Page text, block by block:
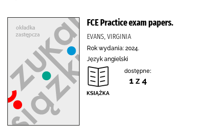
FCE Practice exam papers.
EVANS, VIRGINIA
Rok wydania: 2024.
Język angielski
dostępne:
1 z 4